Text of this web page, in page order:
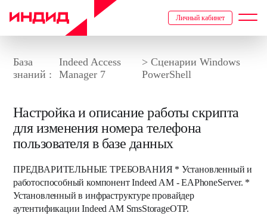
Личный кабинет
База
знаний :
Indeed Access
Manager 7
> Сценарии Windows
PowerShell
Настройка и описание работы скрипта
для изменения номера телефона
пользователя в базе данных
ПРЕДВАРИТЕЛЬНЫЕ ТРЕБОВАНИЯ * Установленный и
работоспособный компонент Indeed AM - EAPhoneServer. *
Установленный в инфраструктуре провайдер
аутентификации Indeed AM SmsStorageOTP.